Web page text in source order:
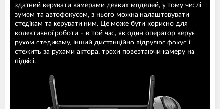
здатний керувати камерами деяких моделей, у тому числі
зумом та автофокусом, з нього можна налаштовувати
стедікам та керувати ним. Це може бути корисно для
колективної роботи – в той час, як один оператор керує
рухом стедикаму, інший дистанційно підрулює фокус і
стежить за рухами актора, трохи повертаючи камеру на
підвісі.